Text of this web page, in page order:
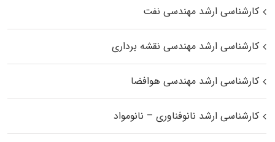
کارشناسی ارشد مهندسی نفت
کارشناسی ارشد مهندسی نقشه برداری
کارشناسی ارشد مهندسی هوافضا
کارشناسی ارشد نانوفناوری – نانومواد